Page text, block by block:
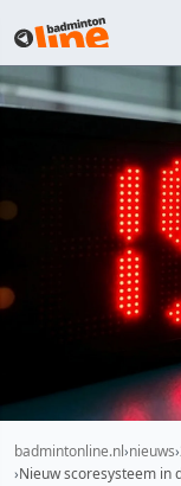
badmintonline.nl nieuws
Nieuw scoresysteem in